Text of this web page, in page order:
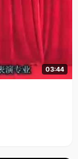
03:44